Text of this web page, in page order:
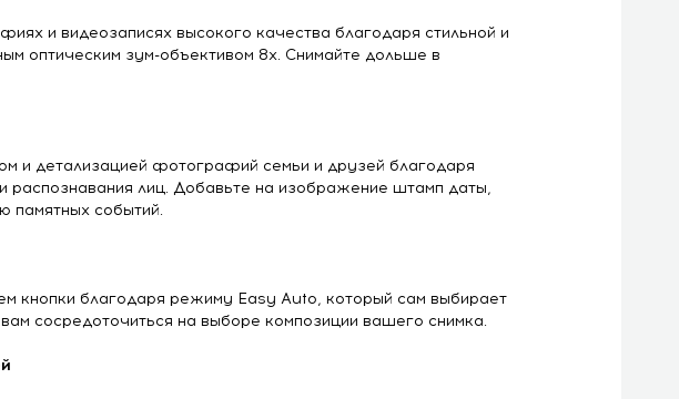
и видеозаписях высокого качества благодаря стильной и
оптическим зум-объективом 8х. Снимайте дольше в
и детализацией фотографий семьи и друзей благодаря
лиц. Добавьте на изображение штамп даты,
памятных событий.
кнопки благодаря режиму Easy Auto, который сам выбирает
сосредоточиться на выборе композиции вашего снимка.